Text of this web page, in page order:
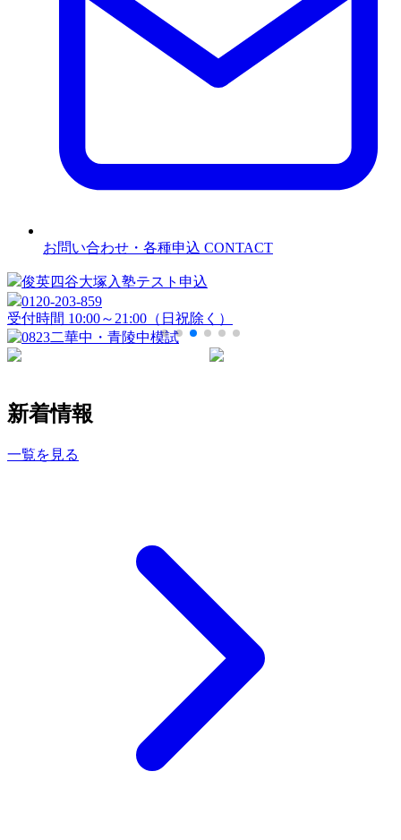
お問い合わせ・各種申込 CONTACT
俊英四谷大塚 入塾テスト申込
0120-203-859
受付時間 10:00～21:00（日祝除く）
新着情報
一覧を見る